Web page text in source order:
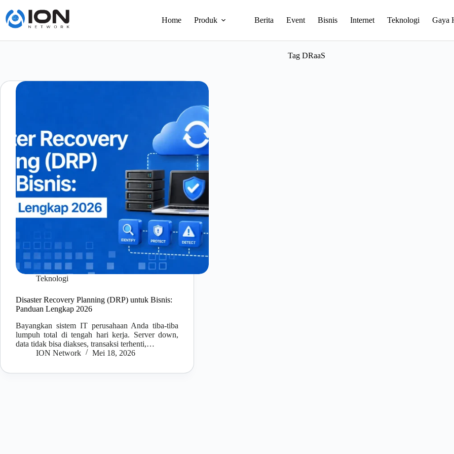
content
Home Produk Berita Event Bisnis Internet Teknologi Gaya
TagDRaaS
Teknologi
Disaster Recovery Planning (DRP) untuk Bisnis:
Panduan Lengkap 2026
Bayangkan sistem IT perusahaan Anda tiba-tiba
lumpuh total di tengah hari kerja. Server down,
data tidak bisa diakses, transaksi terhenti,…
ION Network
Mei 18, 2026